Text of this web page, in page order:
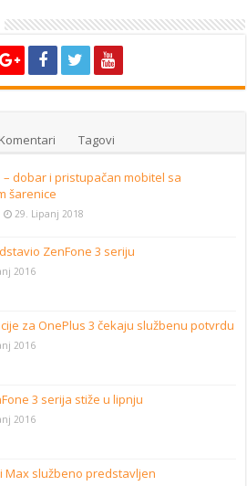
Komentari Tagovi
– dobar i pristupačan mobitel sa
šarenice
29. Lipanj 2018
ZenFone 3 seriju
2016
za OnePlus 3 čekaju službenu potvrdu
2016
3 serija stiže u lipnju
2016
Max službeno predstavljen